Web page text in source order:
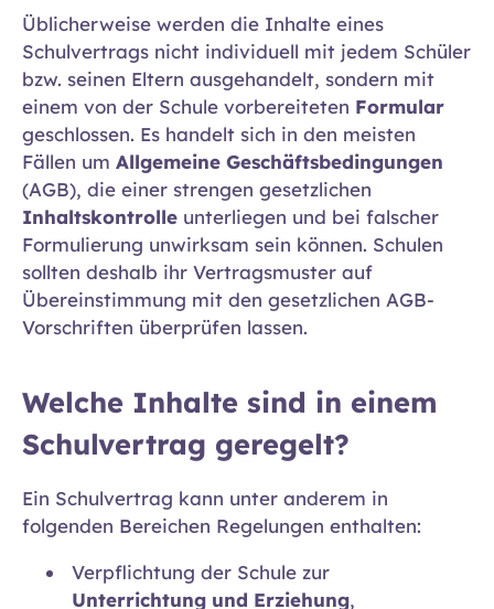
Üblicherweise werden die Inhalte eines
Schulvertrags nicht individuell mit jedem Schüler
bzw. seinen Eltern ausgehandelt, sondern mit
einem von der Schule vorbereiteten Formular
geschlossen. Es handelt sich in den meisten
Fällen um Allgemeine Geschäftsbedingungen
(AGB), die einer strengen gesetzlichen
Inhaltskontrolle unterliegen und bei falscher
Formulierung unwirksam sein können. Schulen
sollten deshalb ihr Vertragsmuster auf
Übereinstimmung mit den gesetzlichen AGB-
Vorschriften überprüfen lassen.
Welche Inhalte sind in einem
Schulvertrag geregelt?
Ein Schulvertrag kann unter anderem in
folgenden Bereichen Regelungen enthalten:
Verpflichtung der Schule zur
Unterrichtung und Erziehung,